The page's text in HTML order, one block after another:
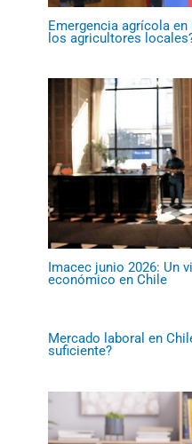
Emergencia agrícola
los agricultores
Imacec junio 2026: Un
económico en Chile
Mercado laboral en
suficiente?